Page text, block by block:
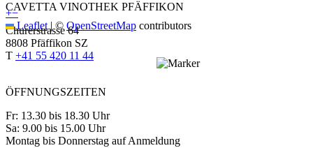
+−
Leaflet | © OpenStreetMap contributors
CAVETTA VINOTHEK PFÄFFIKON
Churerstrasse 64
8808 Pfäffikon SZ
T +41 55 420 11 44
ÖFFNUNGSZEITEN
Fr: 13.30 bis 18.30 Uhr
Sa: 9.00 bis 15.00 Uhr
Montag bis Donnerstag auf Anmeldung